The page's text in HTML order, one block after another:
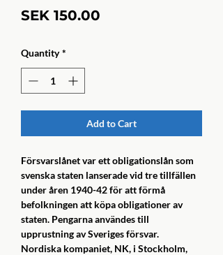
SEK 150.00
Quantity *
Add to Cart
Försvarslånet var ett obligationslån som
svenska staten lanserade vid tre tillfällen
under åren 1940-42 för att förmå
befolkningen att köpa obligationer av
staten. Pengarna användes till
upprustning av Sveriges försvar.
Nordiska kompaniet, NK, i Stockholm,